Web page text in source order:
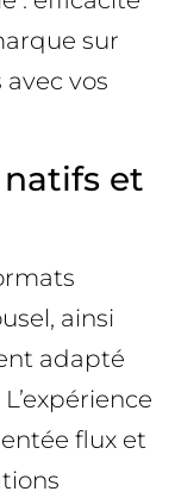
sur
vos
et
ainsi
adapté
flux et